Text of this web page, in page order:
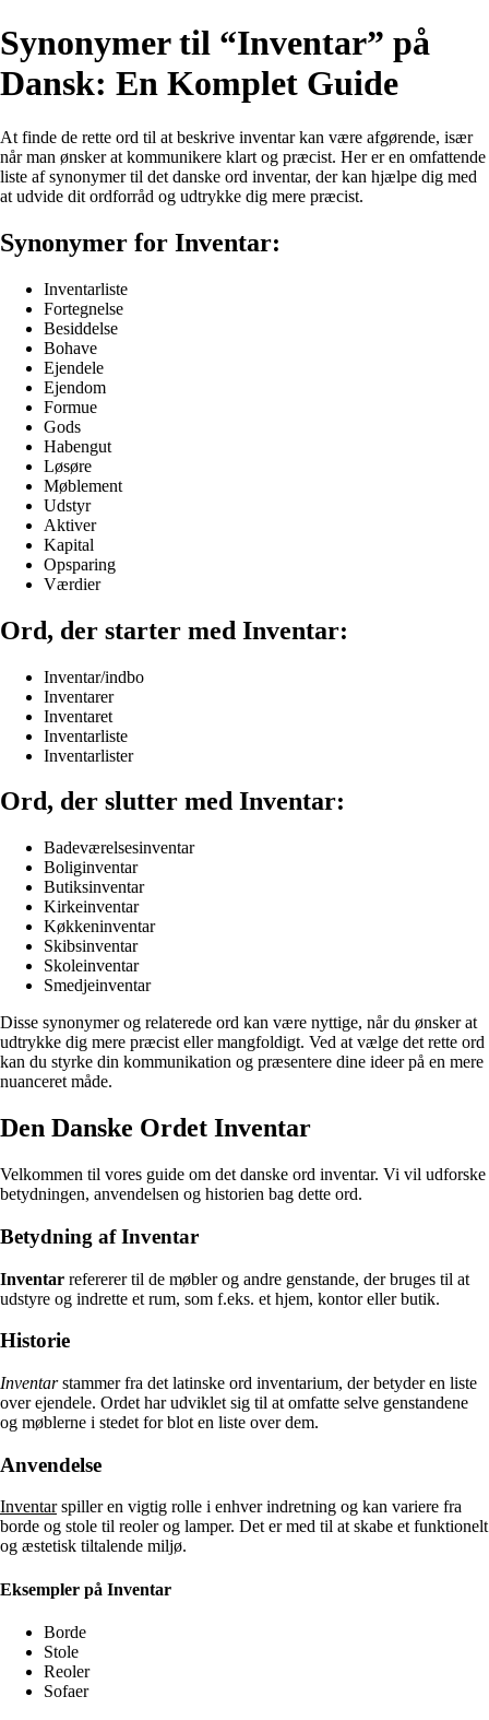
Synonymer til “Inventar” på
Dansk: En Komplet Guide
At finde de rette ord til at beskrive inventar kan være afgørende, især
når man ønsker at kommunikere klart og præcist. Her er en omfattende
liste af synonymer til det danske ord inventar, der kan hjælpe dig med
at udvide dit ordforråd og udtrykke dig mere præcist.
Synonymer for Inventar:
Inventarliste
Fortegnelse
Besiddelse
Bohave
Ejendele
Ejendom
Formue
Gods
Habengut
Løsøre
Møblement
Udstyr
Aktiver
Kapital
Opsparing
Værdier
Ord, der starter med Inventar:
Inventar/indbo
Inventarer
Inventaret
Inventarliste
Inventarlister
Ord, der slutter med Inventar:
Badeværelsesinventar
Boliginventar
Butiksinventar
Kirkeinventar
Køkkeninventar
Skibsinventar
Skoleinventar
Smedjeinventar
Disse synonymer og relaterede ord kan være nyttige, når du ønsker at
udtrykke dig mere præcist eller mangfoldigt. Ved at vælge det rette ord
kan du styrke din kommunikation og præsentere dine ideer på en mere
nuanceret måde.
Den Danske Ordet Inventar
Velkommen til vores guide om det danske ord inventar. Vi vil udforske
betydningen, anvendelsen og historien bag dette ord.
Betydning af Inventar
Inventar refererer til de møbler og andre genstande, der bruges til at
udstyre og indrette et rum, som f.eks. et hjem, kontor eller butik.
Historie
Inventarstammer fra det latinske ord inventarium, der betyder en liste
over ejendele. Ordet har udviklet sig til at omfatte selve genstandene
og møblerne i stedet for blot en liste over dem.
Anvendelse
Inventarspiller en vigtig rolle i enhver indretning og kan variere fra
borde og stole til reoler og lamper. Det er med til at skabe et funktionelt
og æstetisk tiltalende miljø.
Eksempler på Inventar
Borde
Stole
Reoler
Sofaer